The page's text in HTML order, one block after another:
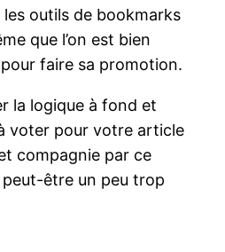
outils de bookmarks
que l’on est bien
faire sa promotion.
la logique à fond et
voter pour votre article
compagnie par ce
peut-être un peu trop